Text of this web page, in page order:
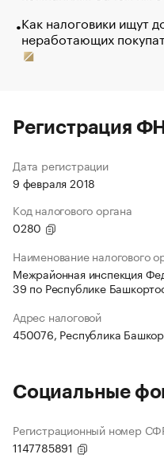
Как налоговики ищут
неработающих
Регистрация
Дата регистрации
9 февраля 2018
Код налогового органа
0280
Наименование налогового
Межрайонная инспекция
39 по Республике
Адрес налоговой
450076, Республика
Социальные
Регистрационный номер
1147785891